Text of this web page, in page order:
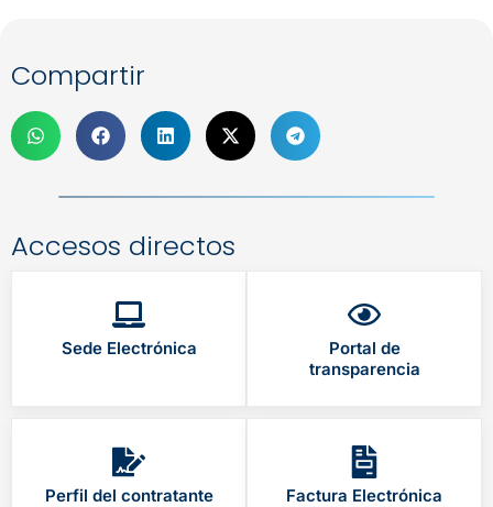
Compartir
Accesos directos
Sede Electrónica
Portal de
transparencia
Perfil del contratante Factura Electrónica